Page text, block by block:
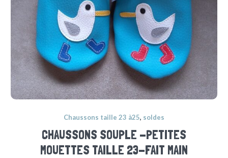
Chaussons taille 23 à25, soldes
CHAUSSONS SOUPLE -PETITES
MOUETTES TAILLE 23-FAIT MAIN